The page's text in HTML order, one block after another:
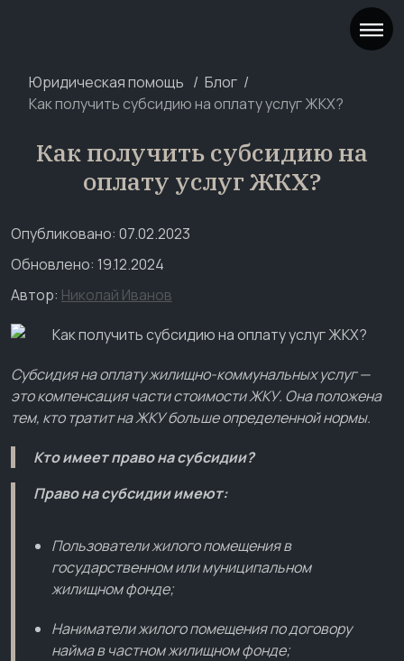
Юридическая помощь
Блог
Как получить субсидию на оплату услуг ЖКХ?
Как получить субсидию на
оплату услуг ЖКХ?
Опубликовано: 07.02.2023
Обновлено: 19.12.2024
Автор: Николай Иванов
Субсидия на оплату жилищно-коммунальных услуг —
это компенсация части стоимости ЖКУ. Она положена
тем, кто тратит на ЖКУ больше определенной нормы.
Кто имеет право на субсидии?
Право на субсидии имеют:
Пользователи жилого помещения в
государственном или муниципальном
жилищном фонде;
Наниматели жилого помещения по договору
найма в частном жилищном фонде;